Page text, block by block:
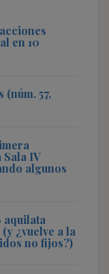
en 10
57,
Sala IV
algunos
aquilata
¿vuelve a la
no fijos?)